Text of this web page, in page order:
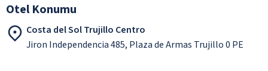
Otel Konumu
Costa del Sol Trujillo Centro
Jiron Independencia 485, Plaza de Armas Trujillo 0 PE